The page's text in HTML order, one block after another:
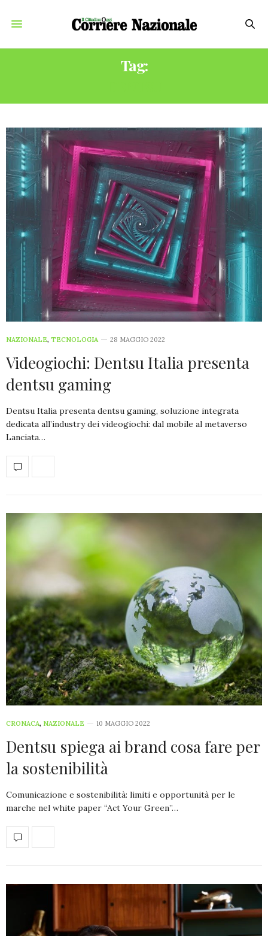
Tag:
NAZIONALE, TECNOLOGIA 28 MAGGIO 2022
Videogiochi: Dentsu Italia presenta
dentsu gaming
Dentsu Italia presenta dentsu gaming, soluzione integrata
dedicata all’industry dei videogiochi: dal mobile al metaverso
Lanciata…
CRONACA, NAZIONALE 10 MAGGIO 2022
Dentsu spiega ai brand cosa fare per
la sostenibilità
Comunicazione e sostenibilità: limiti e opportunità per le
marche nel white paper “Act Your Green”…